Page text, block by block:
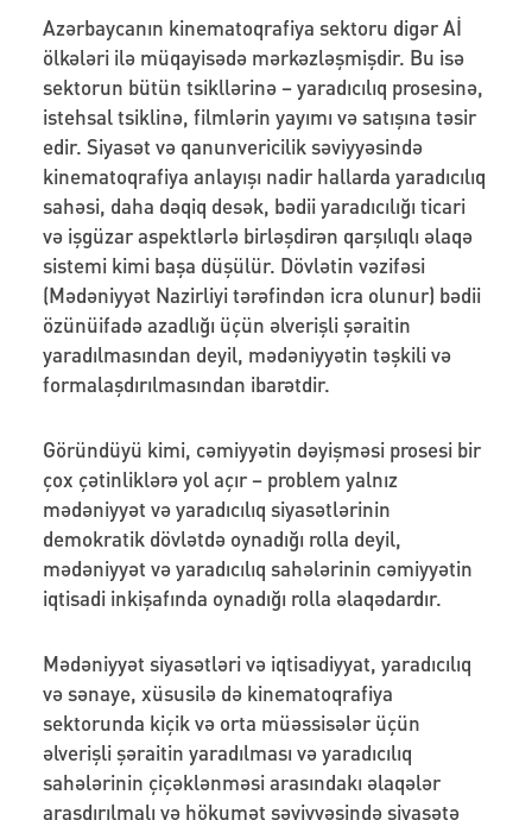
Azərbaycanın kinematoqrafiya sektoru digər Aİ
ölkələri ilə müqayisədə mərkəzləşmişdir. Bu isə
sektorun bütün tsikllərinə – yaradıcılıq prosesinə,
istehsal tsiklinə, filmlərin yayımı və satışına təsir
edir. Siyasət və qanunvericilik səviyyəsində
kinematoqrafiya anlayışı nadir hallarda yaradıcılıq
sahəsi, daha dəqiq desək, bədii yaradıcılığı ticari
və işgüzar aspektlərlə birləşdirən qarşılıqlı əlaqə
sistemi kimi başa düşülür. Dövlətin vəzifəsi
(Mədəniyyət Nazirliyi tərəfindən icra olunur) bədii
özünüifadə azadlığı üçün əlverişli şəraitin
yaradılmasından deyil, mədəniyyətin təşkili və
formalaşdırılmasından ibarətdir.
Göründüyü kimi, cəmiyyətin dəyişməsi prosesi bir
çox çətinliklərə yol açır – problem yalnız
mədəniyyət və yaradıcılıq siyasətlərinin
demokratik dövlətdə oynadığı rolla deyil,
mədəniyyət və yaradıcılıq sahələrinin cəmiyyətin
iqtisadi inkişafında oynadığı rolla əlaqədardır.
Mədəniyyət siyasətləri və iqtisadiyyat, yaradıcılıq
və sənaye, xüsusilə də kinematoqrafiya
sektorunda kiçik və orta müəssisələr üçün
əlverişli şəraitin yaradılması və yaradıcılıq
sahələrinin çiçəklənməsi arasındakı əlaqələr
araşdırılmalı və hökumət səviyyəsində siyasətə